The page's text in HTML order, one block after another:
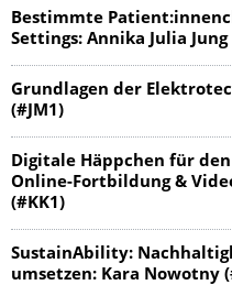
Bestimmte
Settings: Annika Julia
Grundlagen der
(#JM1)
Digitale Häppchen für
Online-Fortbildung &
(#KK1)
SustainAbility:
umsetzen: Kara Nowotny